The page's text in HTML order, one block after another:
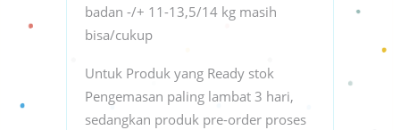
badan -/+ 11-13,5/14 kg masih
bisa/cukup
Untuk Produk yang Ready stok
Pengemasan paling lambat 3 hari,
sedangkan produk pre-order proses